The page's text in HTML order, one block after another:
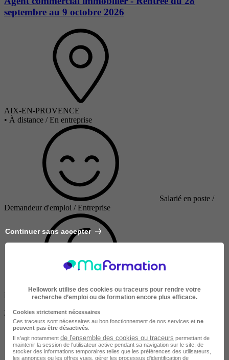
septembre au 9 octobre 2026
AIX-EN-PROVENCE
• À distance / En entreprise
Salarié en poste /
Demandeur d'emploi / Entreprise
Finançable CPF
2650 €
Continuer sans accepter
Hellowork utilise des cookies ou traceurs pour rendre votre
recherche d’emploi ou de formation encore plus efficace.
Cookies strictement nécessaires
Ces traceurs sont nécessaires au bon fonctionnement de nos services et ne
peuvent pas être désactivés
Il s'agit notamment de l'ensemble des cookies ou traceurs permettant de
maintenir la session de l'utilisateur active pendant sa navigation sur le site, de
stocker des informations temporaires telles que les préférences des utilisateurs,
les annonces ou les offres vues, gérer les processus d'identification de